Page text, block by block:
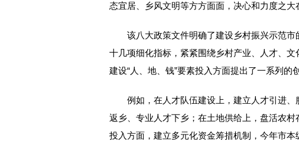
态宜居、乡风文明等方方面面，决心和力度之大
该八大政策文件明确了建设乡村振兴示范市
十几项细化指标，紧紧围绕乡村产业、人才、
建设“人、地、钱”要素投入方面提出了一系列的
例如，在人才队伍建设上，建立人才引进、
返乡、专业人才下乡；在土地供给上，盘活农
投入方面，建立多元化资金筹措机制，今年市